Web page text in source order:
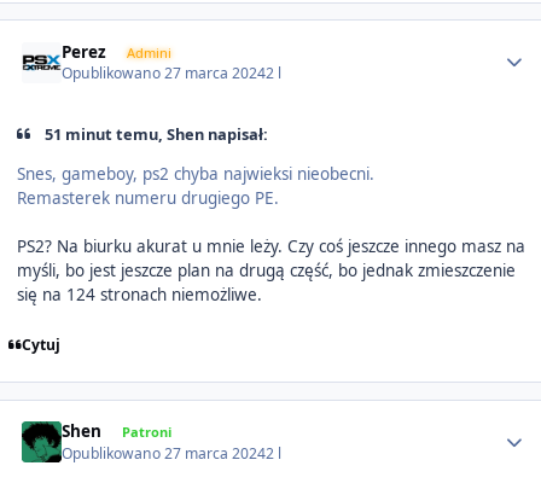
Perez Admini
Opublikowano27 marca 20242 l
51 minut temu, Shen napisał:
Snes, gameboy, ps2 chyba najwieksi nieobecni.
Remasterek numeru drugiego PE.
PS2? Na biurku akurat u mnie leży. Czy coś jeszcze innego masz na
myśli, bo jest jeszcze plan na drugą część, bo jednak zmieszczenie
się na 124 stronach niemożliwe.
Cytuj
Shen Patroni
Opublikowano27 marca 20242 l